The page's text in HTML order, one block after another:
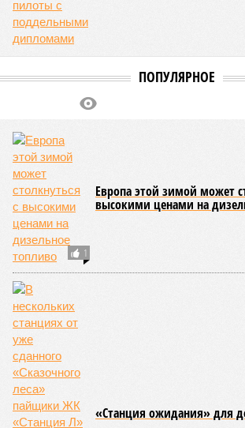
фигурировать
профильных порталах.
Для почти четырёх тысяч будущих
время давно измеряется не календарём,
продолжают указывать даты сдачи,
признаков масштабных работ, то
вопрос: не превращаются ли сроки ввода
которая все больше расходится с
дел? Именно на этот вопрос сегодня
ответа дольщики ЖК «Станция Л».
конгресс США
запретили
после драки